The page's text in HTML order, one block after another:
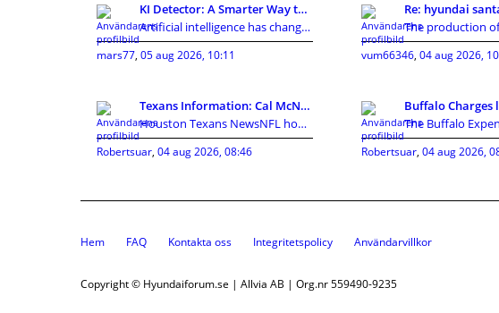
KI Detector: A Smarter Way to Review AI-Assisted C
Artificial intelligence has changed how people cre
mars77, 05 aug 2026, 10:11
Re: hyundai
vum66346, 04 aug 2026,
Texans Information: Cal McNair nearer toward getti
Houston Texans NewsNFL home owners established in
Robertsuar, 04 aug 2026, 08:46 Robertsuar, 04 aug 2026,
Hem FAQ Kontakta oss Integritetspolicy Användarvillkor
Copyright © Hyundaiforum.se | Allvia AB | Org.nr 559490-9235